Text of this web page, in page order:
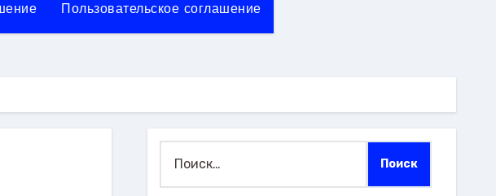
Пользовательское соглашение